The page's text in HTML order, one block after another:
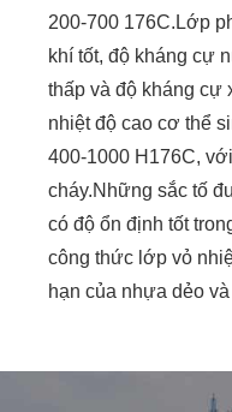
200-700 176C.Lớp
khí tốt, độ kháng cự
thấp và độ kháng cự
nhiệt độ cao cơ thể
400-1000 H176C,
cháy.Những sắc tố
có độ ổn định tốt
công thức lớp vỏ
hạn của nhựa dẻo